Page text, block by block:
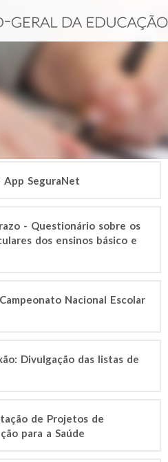
App SeguraNet
- Questionário sobre os
dos ensinos básico e
Nacional Escolar
Divulgação das listas de
de Projetos de
para a Saúde